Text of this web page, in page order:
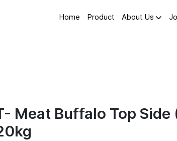
Home Product About Us
Meat Buffalo Top